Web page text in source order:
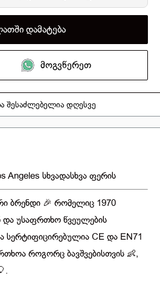
დამატება
მოგვწერეთ
შესაძლებელია დღესვე
სხვადასხვა ფერის
ბრენდი 🎉 რომელიც 1970
და უსაფრთხო წვეულების
სერტიფიცირებულია CE და EN71
როგორც ბავშვებისთვის 👶,